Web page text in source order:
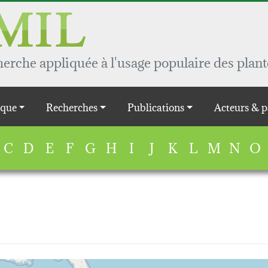
appliquée à l'usage populaire des
Recherches Publications Acteurs &
C D E F G H I J K L M N O